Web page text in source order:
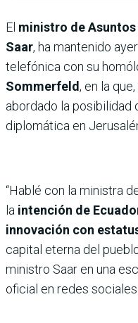
El ministro de
Saar, ha mantenido
telefónica con su
Sommerfeld, en la
abordado la posibilidad
diplomática en
“Hablé con la ministra
la intención de
innovación con
capital eterna del
ministro Saar en una
oficial en redes sociales.